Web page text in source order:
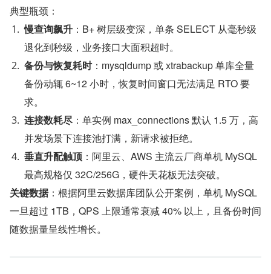
典型瓶颈：
慢查询飙升 ：B+ 树层级变深，单条 SELECT 从毫秒级
退化到秒级，业务接口大面积超时。
备份与恢复耗时：mysqldump 或 xtrabackup 单库全量
备份动辄 6~12 小时，恢复时间窗口无法满足 RTO 要
求。
连接数耗尽 ：单实例 max_connections 默认 1.5 万，高
并发场景下连接池打满，新请求被拒绝。
垂直升配触顶 ：阿里云、AWS 主流云厂商单机 MySQL
最高规格仅 32C/256G，硬件天花板无法突破。
关键数据：根据阿里云数据库团队公开案例，单机 MySQL
一旦超过 1TB，QPS 上限通常衰减 40% 以上，且备份时间
随数据量呈线性增长。